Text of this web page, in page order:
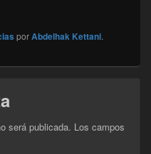
porAbdelhak Kettani.
será publicada. Los campos